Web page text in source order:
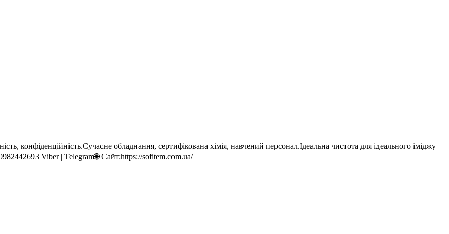
конфіденційність.Сучасне обладнання, сертифікована хімія, навчений персонал.Ідеальна чистота для ідеального іміджу
Viber | Telegram🌐 Сайт:https://sofitem.com.ua/